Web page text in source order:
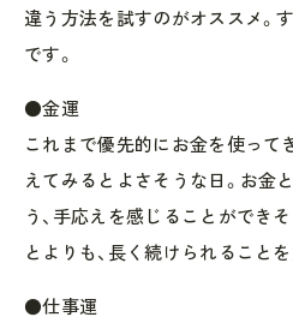
違う方法を試すのがオススメ。
です。
●金運
これまで優先的にお金を使って
えてみるとよさそうな日。お金
う、手応えを感じることができ
とよりも、長く続けられること
●仕事運